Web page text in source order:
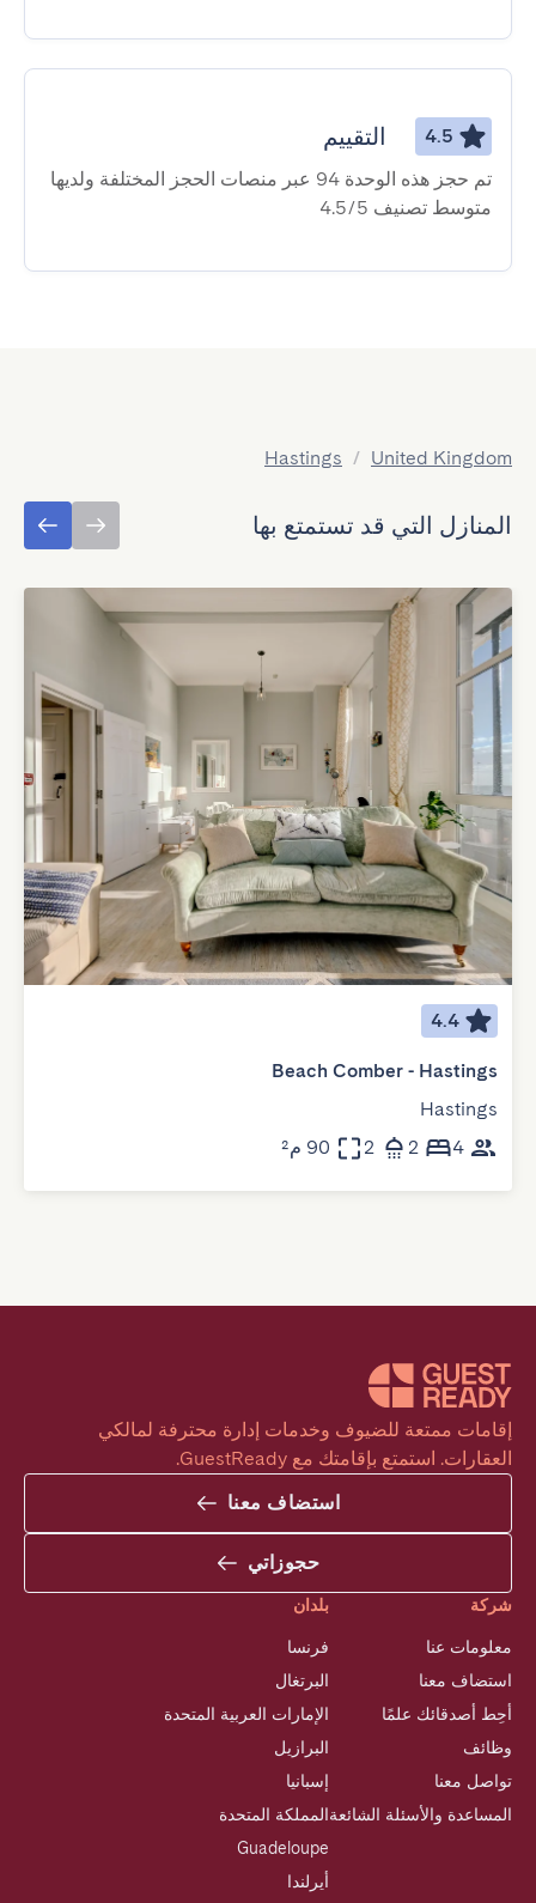
4.5 التقييم
تم حجز هذه الوحدة 94 عبر منصات الحجز المختلفة ولديها
متوسط ​​تصنيف 4.5/5
United Kingdom
/
Hastings
المنازل التي قد تستمتع بها
4.4
Beach Comber - Hastings
Hastings
4
2
2 90 م²
العقارات. استمتع بإقامتك مع GuestReady.
استضاف معنا
حجوزاتي
شركة
معلومات عنا
استضاف معنا
أحِط أصدقائك علمًا
وظائف
تواصل معنا
المساعدة والأسئلة الشائعة
بلدان
فرنسا
البرتغال
الإمارات العربية المتحدة
البرازيل
إسبانيا
المملكة المتحدة
Guadeloupe
أيرلندا